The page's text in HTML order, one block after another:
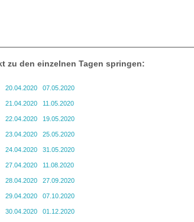
zu den einzelnen Tagen springen:
20.04.2020 07.05.2020
21.04.2020 11.05.2020
22.04.2020 19.05.2020
23.04.2020 25.05.2020
24.04.2020 31.05.2020
27.04.2020 11.08.2020
28.04.2020 27.09.2020
29.04.2020 07.10.2020
30.04.2020 01.12.2020